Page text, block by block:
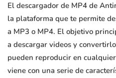
El descargador de MP4 de
la plataforma que te permite
a MP3 o MP4. El objetivo
a descargar videos y
pueden reproducir en
viene con una serie de